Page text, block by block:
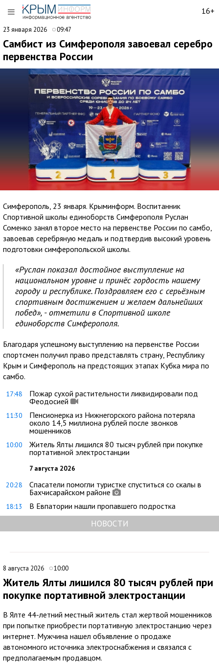
16+
23 января 2026 09:47
Самбист из Симферополя завоевал серебро
первенства России
Симферополь, 23 января. Крыминформ. Воспитанник
Спортивной школы единоборств Симферополя Руслан
Соменко занял второе место на первенстве России по самбо,
завоевав серебряную медаль и подтвердив высокий уровень
подготовки симферопольской школы.
«Руслан показал достойное выступление на
национальном уровне и принёс гордость нашему
городу и республике. Поздравляем его с серьёзным
спортивным достижением и желаем дальнейших
побед», - отметили в Спортивной школе
единоборств Симферополя.
Благодаря успешному выступлению на первенстве России
спортсмен получил право представлять страну, Республику
Крым и Симферополь на предстоящих этапах Кубка мира по
самбо.
17:48
Пожар сухой растительности ликвидировали под
Феодосией
11:30
Пенсионерка из Нижнегорского района потеряла
около 14,5 миллиона рублей после звонков
мошенников
10:00
Житель Ялты лишился 80 тысяч рублей при покупке
портативной электростанции
7 августа 2026
20:28
Спасатели помогли туристке спуститься со скалы в
Бахчисарайском районе
18:13 В Евпатории нашли пропавшего подростка
НОВОСТИ
8 августа 2026 10:00
Житель Ялты лишился 80 тысяч рублей при
покупке портативной электростанции
В Ялте 44-летний местный житель стал жертвой мошенников
при попытке приобрести портативную электростанцию через
интернет. Мужчина нашел объявление о продаже
автономного источника электроснабжения и связался с
предполагаемым продавцом.